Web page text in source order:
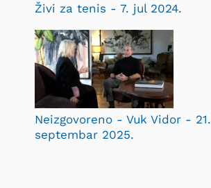
Živi za tenis - 7. jul 2024.
Neizgovoreno - Vuk Vidor - 21.
septembar 2025.